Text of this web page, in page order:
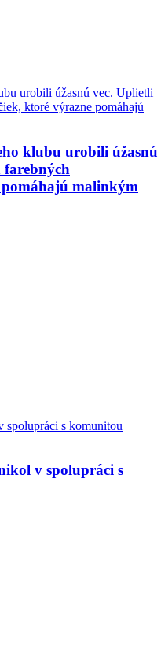
klubu urobili úžasnú
farebných
malinkým
v spolupráci s